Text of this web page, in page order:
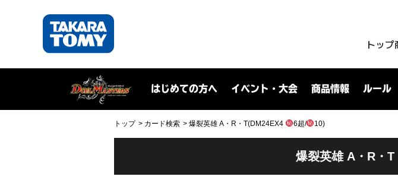
トップ
はじめての方へ イベント・大会 商品情報 ルール
トップ カード検索 爆裂英雄 A・R・T(DM24EX4 6超/ 10)
爆裂英雄 A・R・T